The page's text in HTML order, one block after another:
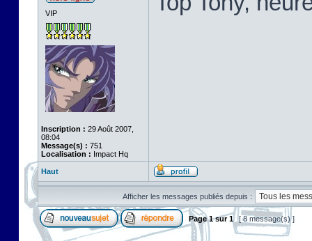
VIP
Inscription : 29 Août 2007,
08:04
Message(s) : 751
Localisation : Impact Hq
Haut
Afficher les messages publiés depuis :
Page1sur1 [ 8 message(s) ]